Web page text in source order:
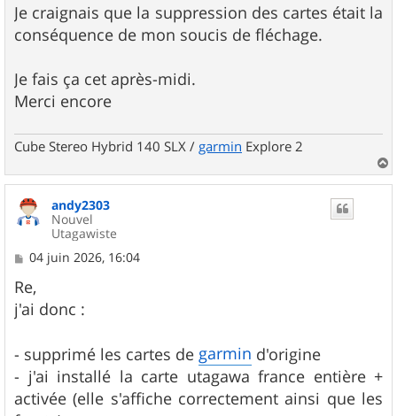
s
s
a
Je craignais que la suppression des cartes était la
conséquence de mon soucis de fléchage.
Je fais ça cet après-midi.
Merci encore
Cube Stereo Hybrid 140 SLX / garmin Explore 2
a
andy2303
Nouvel
Utagawiste
M
s
s
a
04 juin 2026, 16:04
Re,
j'ai donc :
- supprimé les cartes de garmin d'origine
- j'ai installé la carte utagawa france entière +
activée (elle s'affiche correctement ainsi que les